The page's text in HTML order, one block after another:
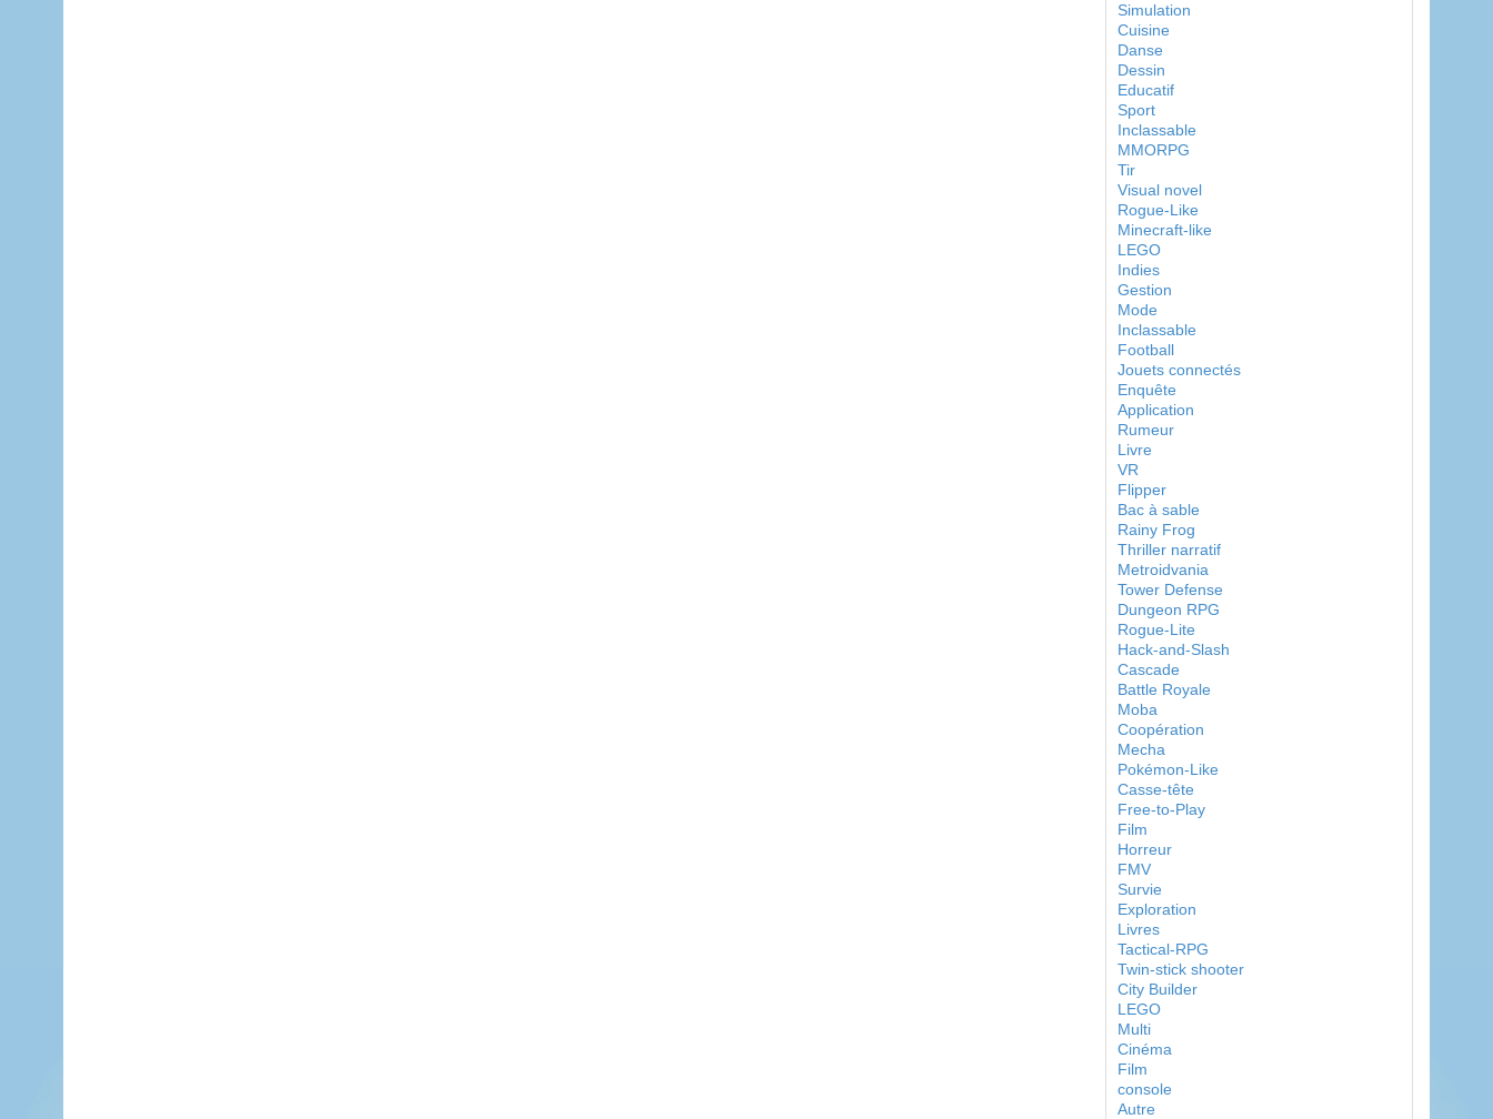
Simulation
Cuisine
Danse
Dessin
Educatif
Sport
Inclassable
MMORPG
Tir
Visual novel
Rogue-Like
Minecraft-like
LEGO
Indies
Gestion
Mode
Inclassable
Football
Jouets connectés
Enquête
Application
Rumeur
Livre
VR
Flipper
Bac à sable
Rainy Frog
Thriller narratif
Metroidvania
Tower Defense
Dungeon RPG
Rogue-Lite
Hack-and-Slash
Cascade
Battle Royale
Moba
Coopération
Mecha
Pokémon-Like
Casse-tête
Free-to-Play
Film
Horreur
FMV
Survie
Exploration
Livres
Tactical-RPG
Twin-stick shooter
City Builder
LEGO
Multi
Cinéma
Film
console
Autre